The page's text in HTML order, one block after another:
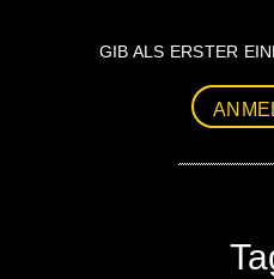
GIB ALS ERSTER